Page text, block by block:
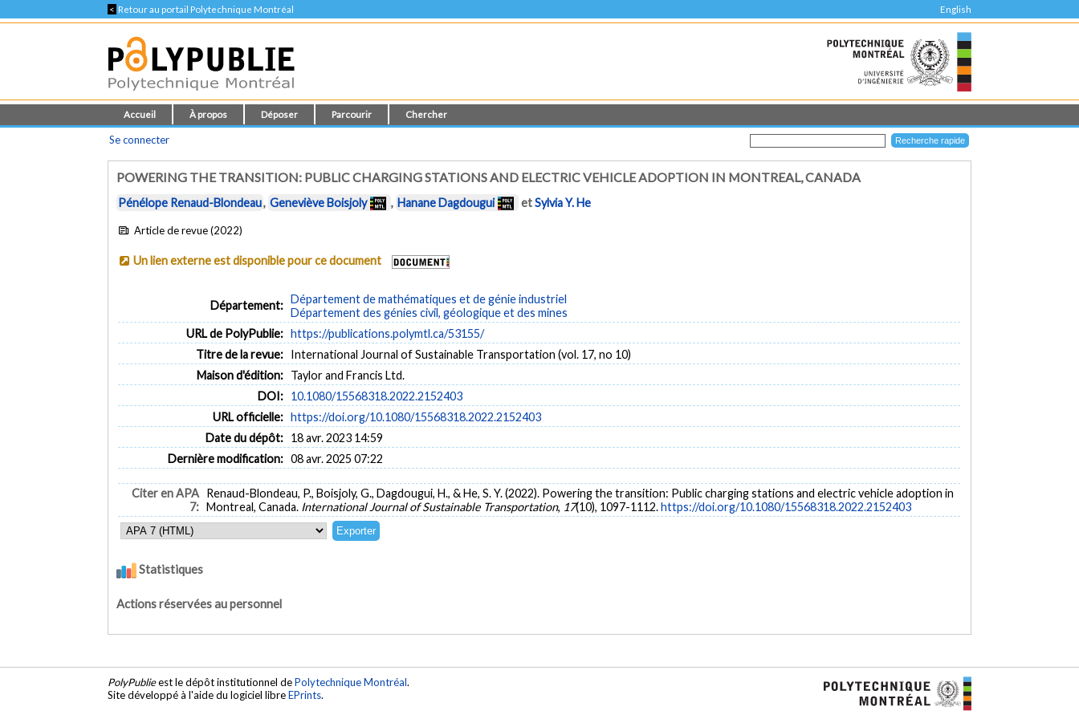
< Retour au portail Polytechnique Montréal English
Accueil À propos Déposer Parcourir Chercher
Se connecter
POWERING THE TRANSITION: PUBLIC CHARGING STATIONS AND ELECTRIC VEHICLE ADOPTION IN MONTREAL, CANADA
Pénélope Renaud-Blondeau, Geneviève Boisjoly , Hanane Dagdougui etSylvia Y. He
Article de revue (2022)
Un lien externe est disponible pour ce document
Département: Département de mathématiques et de génie industriel
Département des génies civil, géologique et des mines
URL de PolyPublie: https://publications.polymtl.ca/53155/
Titre de la revue: International Journal of Sustainable Transportation (vol. 17, no 10)
Maison d'édition: Taylor and Francis Ltd.
DOI: 10.1080/15568318.2022.2152403
URL officielle: https://doi.org/10.1080/15568318.2022.2152403
Date du dépôt: 18 avr. 2023 14:59
Dernière modification: 08 avr. 2025 07:22
Citer en APA
7:
Renaud-Blondeau, P., Boisjoly, G., Dagdougui, H., & He, S. Y. (2022). Powering the transition: Public charging stations and electric vehicle adoption in
Montreal, Canada. International Journal of Sustainable Transportation, 17(10), 1097-1112.https://doi.org/10.1080/15568318.2022.2152403
Statistiques
Actions réservées au personnel
PolyPublieest le dépôt institutionnel dePolytechnique Montréal.
Site développé à l'aide du logiciel libreEPrints.